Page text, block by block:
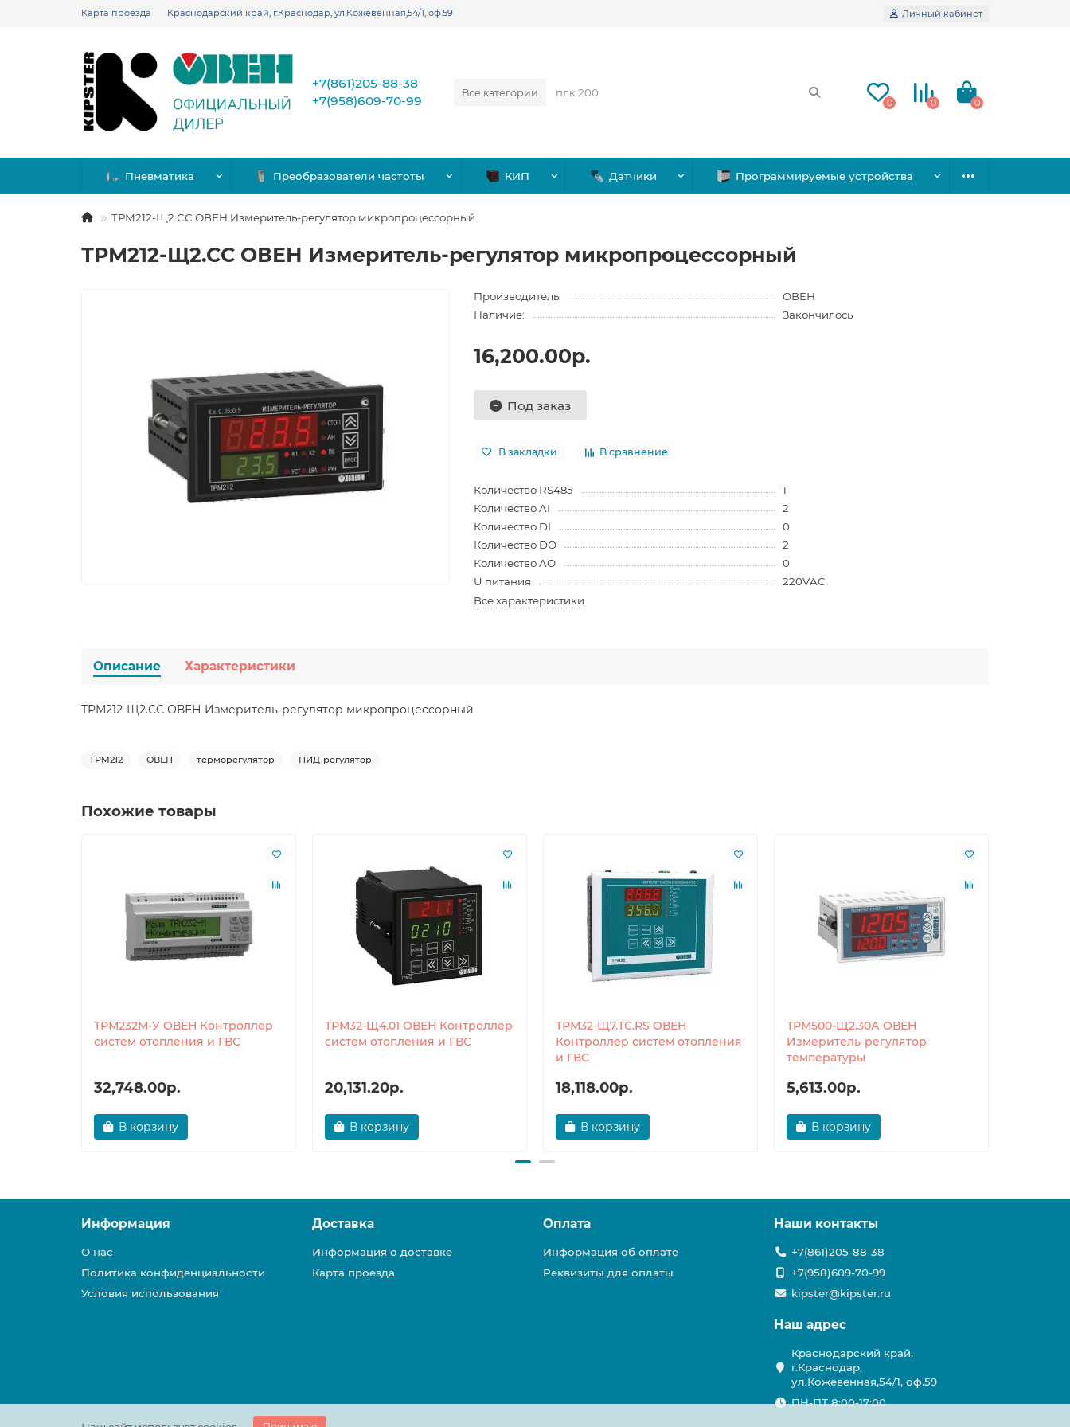
Карта проезда Краснодарский край, г.Краснодар, ул.Кожевенная,54/1, оф.59 Личный кабинет
Все категории
+7(861)205-88-38
+7(958)609-70-99
0 0 0
Пневматика Преобразователи частоты КИП Датчики Программируемые устройства
ТРМ212-Щ2.СС ОВЕН Измеритель-регулятор микропроцессорный
ТРМ212-Щ2.СС ОВЕН Измеритель-регулятор микропроцессорный
Производитель:
ОВЕН
Наличие:
Закончилось
16,200.00р.
Под заказ
В закладки В сравнение
Количество RS485
1
Количество AI
2
Количество DI
0
Количество DO
2
Количество AO
0
U питания
220VAC
Все характеристики
Описание Характеристики
ТРМ212-Щ2.СС ОВЕН Измеритель-регулятор микропроцессорный
ТРМ212 ОВЕН терморегулятор ПИД-регулятор
Похожие товары
ТРМ232М-У ОВЕН Контроллер
систем отопления и ГВС
32,748.00р.
В корзину
ТРМ32-Щ4.01 ОВЕН Контроллер
систем отопления и ГВС
20,131.20р.
В корзину
ТРМ32-Щ7.ТС.RS ОВЕН
Контроллер систем отопления
и ГВС
18,118.00р.
В корзину
ТРМ500-Щ2.30А ОВЕН
Измеритель-регулятор
температуры
5,613.00р.
В корзину
Информация
О нас
Политика конфиденциальности
Условия использования
Доставка
Информация о доставке
Карта проезда
Оплата
Информация об оплате
Реквизиты для оплаты
Наши контакты
+7(861)205-88-38
+7(958)609-70-99
kipster@kipster.ru
Наш адрес
Краснодарский край,
г.Краснодар,
ул.Кожевенная,54/1, оф.59
ПН-ПТ 8:00-17:00